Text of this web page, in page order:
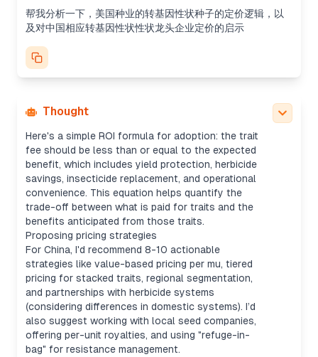
帮我分析一下，美国种业的转基因性状种子的定价逻辑，以
及对中国相应转基因性状性状龙头企业定价的启示
Thought
Creating structured Chinese output
I'll summarize the U.S. model: value-based trait
fees (per-unit royalties from developers to seed
companies), trait bundling, refuge-in-a-bag for
convenience premium, no seed saving enforced via
TUA and SCOTUS Bowman, patent expiration
prices. I'll also mention Iowa State insights.
Here's a simple ROI formula for adoption: the trait
fee should be less than or equal to the expected
benefit, which includes yield protection, herbicide
savings, insecticide replacement, and operational
convenience. This equation helps quantify the
trade-off between what is paid for traits and the
benefits anticipated from those traits.
Proposing pricing strategies
For China, I'd recommend 8-10 actionable
strategies like value-based pricing per mu, tiered
pricing for stacked traits, regional segmentation,
and partnerships with herbicide systems
(considering differences in domestic systems). I’d
also suggest working with local seed companies,
offering per-unit royalties, and using "refuge-in-
bag" for resistance management.